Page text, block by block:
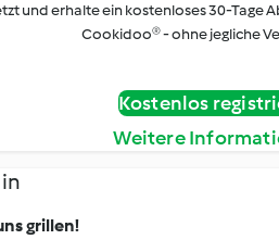
und erhalte ein kostenloses 30-Tage
Cookidoo® - ohne jegliche
Kostenlos
Weitere
grillen!